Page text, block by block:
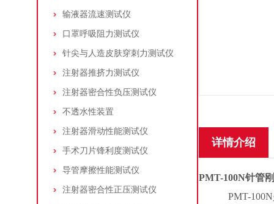
输液器流速测试仪
口罩呼吸阻力测试仪
针尖与人造皮肤穿刺力测试仪
注射器推挤力测试仪
注射器密合性负压测试仪
不透水性装置
注射器滑动性能测试仪
手术刀片锋利度测试仪
导管摩擦性能测试仪
注射器密合性正压测试仪
详情介绍
PMT-100N针管
PMT-